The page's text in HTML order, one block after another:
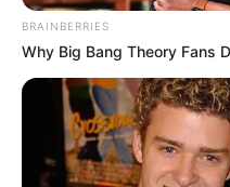
somit die
Deutschlands (nach
von Frankfurt am
es, neben der
Deutschland nur
auf die Kunst des
BRAINBERRIES
Why Big Bang Theory Fans